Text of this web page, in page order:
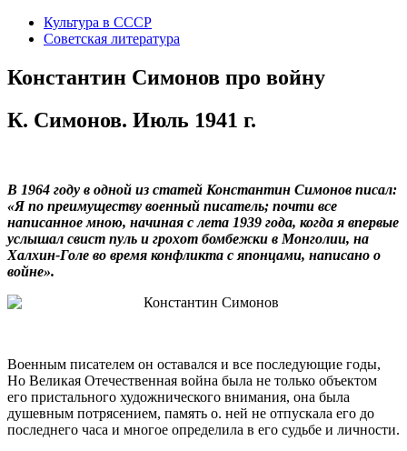
Культура в СССР
Советская литература
Константин Симонов про войну
К. Симонов. Июль 1941 г.
В 1964 году в одной из статей Константин Симонов писал:
«Я по преимуществу военный писатель; почти все
написанное мною, начиная с лета 1939 года, когда я впервые
услышал свист пуль и грохот бомбежки в Монголии, на
Халхин-Голе во время конфликта с японцами, написано о
войне».
Военным писателем он оставался и все последующие годы,
Но Великая Отечественная война была не только объектом
его пристального художнического внимания, она была
душевным потрясением, память о. ней не отпускала его до
последнего часа и многое определила в его судьбе и личности.